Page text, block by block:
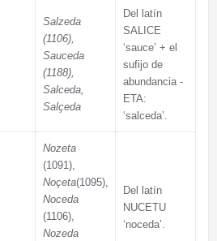
Salzeda
(1106),
Sauceda
(1188),
Salceda,
Salçeda
Del latín
SALICE
‘sauce’ + el
sufijo de
abundancia -
ETA:
‘salceda’.
Nozeta
(1091),
Noçeta(1095),
Noceda
(1106),
Nozeda
Del latín
NUCETU
‘noceda’.